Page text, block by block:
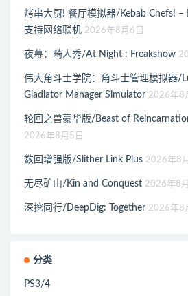
烤串大厨! 餐厅模拟器/Kebab Chefs! –
支持网络联机 2026年8月6日
夜幕：畸人秀/At Night : Freakshow
伟大角斗士学院：角斗士管理模拟器/
Gladiator Manager Simulator 2026年8
轮回之兽豪华版/Beast of
2026年8月5日
数回增强版/Slither Link Plus 2026年8
无尽矿山/Kin and Conquest 2026年8
深挖同行/DeepDig: Together 2026年8
分类
PS3/4